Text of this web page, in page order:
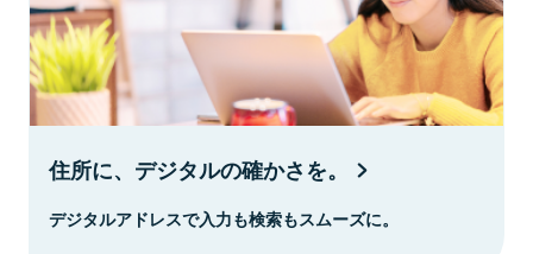
住所に、デジタルの確かさを。
デジタルアドレスで入力も検索もスムーズに。